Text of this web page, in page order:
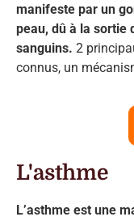
manifeste par un
peau, dû à la sortie
sanguins. 2
connus, un
L'asthme
L’asthme est une